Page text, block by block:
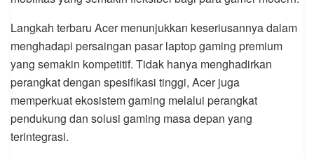
Langkah terbaru Acer menunjukkan keseriusannya dalam
menghadapi persaingan pasar laptop gaming premium
yang semakin kompetitif. Tidak hanya menghadirkan
perangkat dengan spesifikasi tinggi, Acer juga
memperkuat ekosistem gaming melalui perangkat
pendukung dan solusi gaming masa depan yang
terintegrasi.